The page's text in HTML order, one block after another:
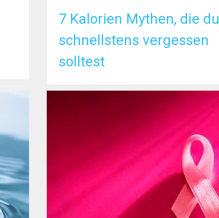
7 Kalorien Mythen, die du
schnellstens vergessen
solltest